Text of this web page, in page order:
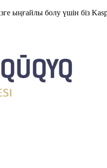
ыңғайлы болу үшін біз